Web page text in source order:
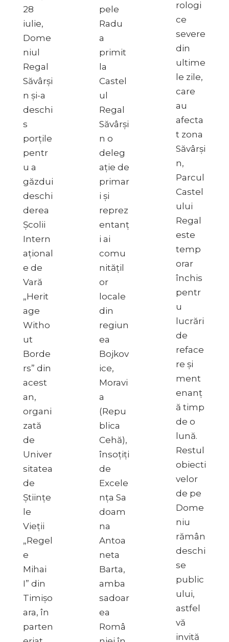
28
iulie,
Dome
niul
Regal
Săvârși
n și-a
deschi
s
porțile
pentr
u a
găzdui
deschi
derea
Școlii
Intern
ațional
e de
Vară
„Herit
age
Witho
ut
Borde
rs” din
acest
an,
organi
zată
de
Univer
sitatea
de
Științe
le
Vieții
„Regel
e
Mihai
I” din
Timișo
ara, în
parten
pele
Radu
a
primit
la
Castel
ul
Regal
Săvârși
n o
deleg
ație de
primar
i și
reprez
entanț
i ai
comu
nitățil
or
locale
din
regiun
ea
Bojkov
ice,
Moravi
a
(Repu
blica
Cehă),
însoțiți
de
Excele
nța Sa
doam
na
Antoa
neta
Barta,
amba
sadoar
ea
Româ
rologi
ce
severe
din
ultime
le zile,
care
au
afecta
t zona
Săvârși
n,
Parcul
Castel
ului
Regal
este
temp
orar
închis
pentr
u
lucrări
de
reface
re și
ment
enanț
ă timp
de o
lună.
Restul
obiecti
velor
de pe
Dome
niu
rămân
deschi
se
public
ului,
astfel
vă
invită